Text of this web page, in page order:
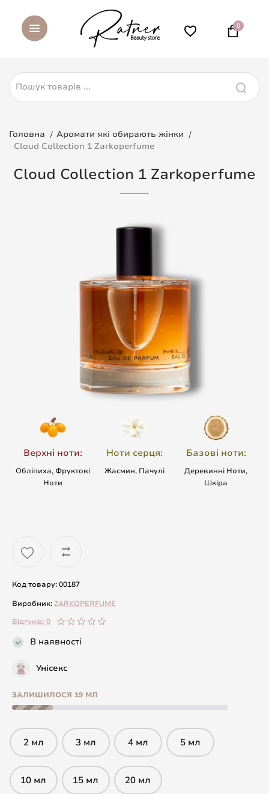
0
Головна
Аромати які обирають жінки
Cloud Collection 1 Zarkoperfume
Cloud Collection 1 Zarkoperfume
Верхні ноти:
Обліпиха, Фруктові
Ноти
Ноти серця:
Жасмин, Пачулі
Базові ноти:
Деревинні Ноти,
Шкіра
Код товару: 00187
Виробник:ZARKOPERFUME
Відгуків: 0
В наявності
Унісекс
ЗАЛИШИЛОСЯ 19 МЛ
2 мл 3 мл 4 мл 5 мл
10 мл 15 мл 20 мл